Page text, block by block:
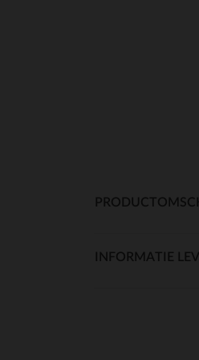
INFORMATIE